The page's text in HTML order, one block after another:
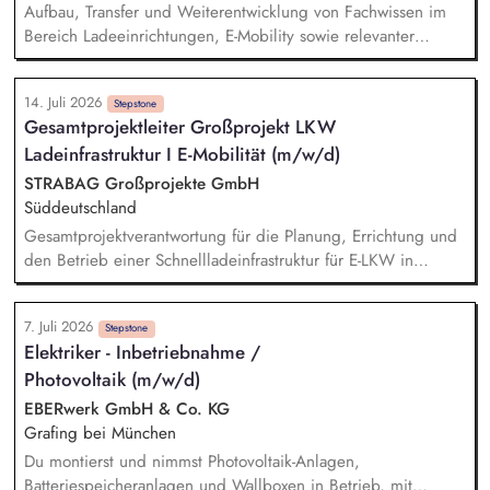
Aufbau, Transfer und Weiterentwicklung von Fachwissen im
Bereich Ladeeinrichtungen, E-Mobility sowie relevanter
regulatorischer Vorgaben, Normen und Technologien.
Durchführung und Bewertung sicherheitsrelevanter Prüfungen
an Ladeeinrichtungen gemäß IEC 61851. Planung und
Umsetzung von Konformitätsbewertungsverfahren.
Durchführung und Auswertung von Kommunikationsprüfungen
zwischen Ladeinfrastruktur und Fahrzeugen (z.B. ISO 15118).
Durchführung von Kundenworkshops zur Wissensvermittlung
im Bereich E-Mobility.
14. Juli 2026 Stepstone
Gesamtprojektleiter Großprojekt LKW
Ladeinfrastruktur I E-Mobilität (m/w/d)
STRABAG Großprojekte GmbH
Süddeutschland
Gesamtprojektverantwortung für die Planung, Errichtung und
den Betrieb einer Schnellladeinfrastruktur für E-LKW in
Südwestdeutschland. Zentraler Ansprechpartner für den
Auftraggeber, Behörden, Netzbetreiber und weitere externe
Stakeholder. Führung und Koordination des interdisziplinären
Projektteams. Aufbau und Umsetzung einer effizienten
Projektorganisation sowie Einhaltung von Terminen, Kosten,
Qualität und Leistungsumfang. Verantwortung für die
Umsetzung des wirtschaftlichen, sicheren und nachhaltigen
Betriebs der Ladeinfrastruktur sowie Transfer des Projekts in
den Regelbetrieb.
7. Juli 2026 Stepstone
Elektriker - Inbetriebnahme /
Photovoltaik (m/w/d)
EBERwerk GmbH & Co. KG
Grafing bei München
Du montierst und nimmst Photovoltaik-Anlagen,
Batteriespeicheranlagen und Wallboxen in Betrieb, mit